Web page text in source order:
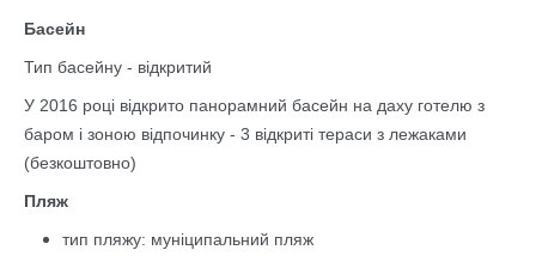
Басейн
Тип басейну - відкритий
У 2016 році відкрито панорамний басейн на даху готелю з
баром і зоною відпочинку - 3 відкриті тераси з лежаками
(безкоштовно)
Пляж
тип пляжу: муніципальний пляж